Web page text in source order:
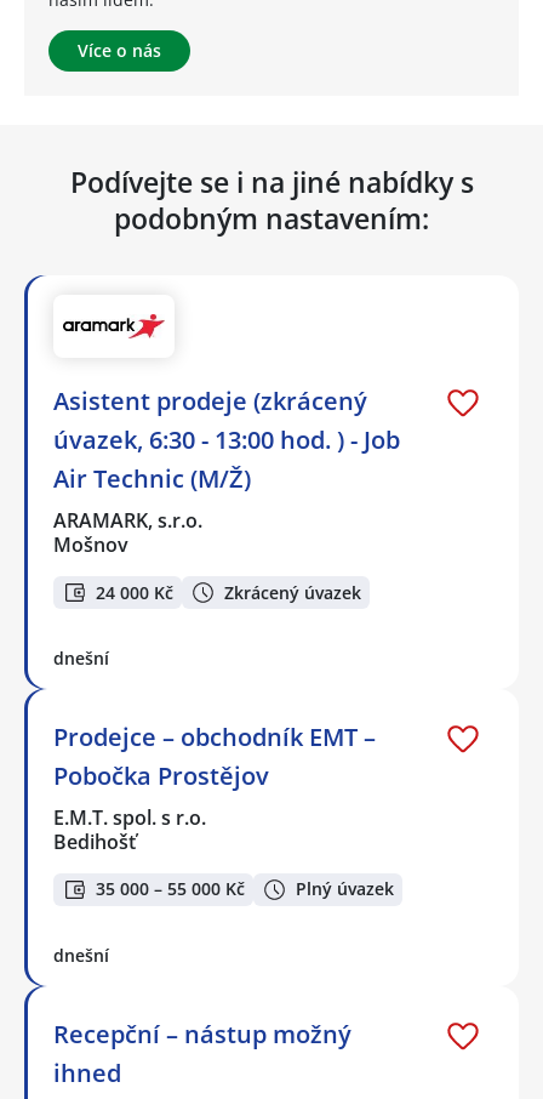
Více o nás
Podívejte se i na jiné nabídky s
podobným nastavením:
Asistent prodeje (zkrácený
úvazek, 6:30 - 13:00 hod. ) - Job
Air Technic (M/Ž)
ARAMARK, s.r.o.
Mošnov
24 000 Kč Zkrácený úvazek
dnešní
Prodejce – obchodník EMT –
Pobočka Prostějov
E.M.T. spol. s r.o.
Bedihošť
35 000 – 55 000 Kč Plný úvazek
dnešní
Recepční – nástup možný
ihned